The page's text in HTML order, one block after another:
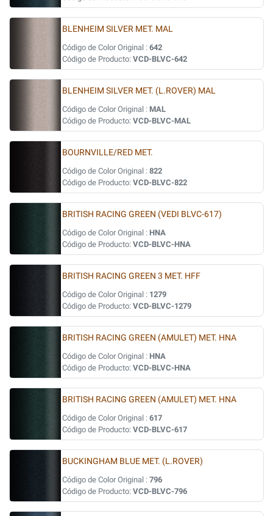
BLENHEIM SILVER MET. MAL
Código de Color Original : 642
Código de Producto: VCD-BLVC-642
BLENHEIM SILVER MET. (L.ROVER) MAL
Código de Color Original : MAL
Código de Producto: VCD-BLVC-MAL
BOURNVILLE/RED MET.
Código de Color Original : 822
Código de Producto: VCD-BLVC-822
BRITISH RACING GREEN (VEDI BLVC-617)
Código de Color Original : HNA
Código de Producto: VCD-BLVC-HNA
BRITISH RACING GREEN 3 MET. HFF
Código de Color Original : 1279
Código de Producto: VCD-BLVC-1279
BRITISH RACING GREEN (AMULET) MET. HNA
Código de Color Original : HNA
Código de Producto: VCD-BLVC-HNA
BRITISH RACING GREEN (AMULET) MET. HNA
Código de Color Original : 617
Código de Producto: VCD-BLVC-617
BUCKINGHAM BLUE MET. (L.ROVER)
Código de Color Original : 796
Código de Producto: VCD-BLVC-796